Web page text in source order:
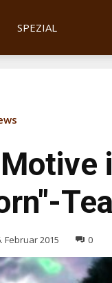
SPEZIAL
Februar 2015 0